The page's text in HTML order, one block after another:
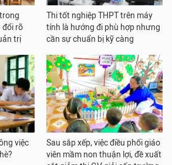
đổi rõ
trị
Thi tốt nghiệp THPT trên máy
tính là hướng đi phù hợp nhưng
cần sự chuẩn bị kỹ càng
việc
Sau sắp xếp, việc điều phối giáo
viên mầm non thuận lợi, đề xuất